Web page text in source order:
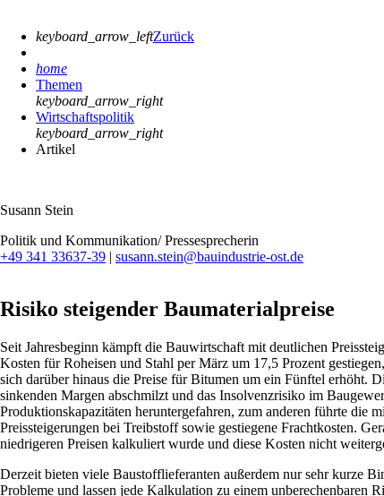
keyboard_arrow_leftZurück
home
Themen
keyboard_arrow_right
Wirtschaftspolitik
keyboard_arrow_right
Artikel
Susann Stein
Politik und Kommunikation/ Pressesprecherin
+49 341 33637-39 | susann.stein@bauindustrie-ost.de
Risiko steigender Baumaterialpreise
Seit Jahresbeginn kämpft die Bauwirtschaft mit deutlichen
Kosten für Roheisen und Stahl per März um 17,5 Prozent
sich darüber hinaus die Preise für Bitumen um ein Fünftel erhöht.
sinkenden Margen abschmilzt und das Insolvenzrisiko im
Produktionskapazitäten heruntergefahren, zum anderen führte
Preissteigerungen bei Treibstoff sowie gestiegene Frachtkosten.
niedrigeren Preisen kalkuliert wurde und diese Kosten nicht
Derzeit bieten viele Baustofflieferanten außerdem nur sehr kurze
Probleme und lassen jede Kalkulation zu einem unberechenbaren